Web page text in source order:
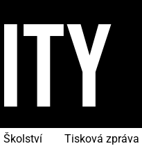
Školství Tisková zpráva